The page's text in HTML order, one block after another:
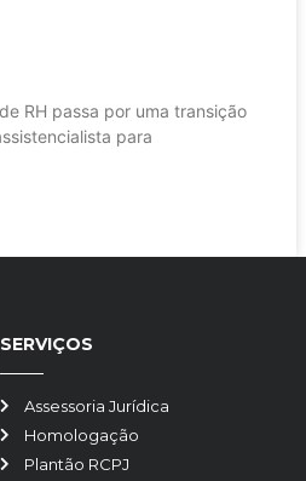
RH passa por uma transição
para
SERVIÇOS
Assessoria Jurídica
Homologação
Plantão RCPJ